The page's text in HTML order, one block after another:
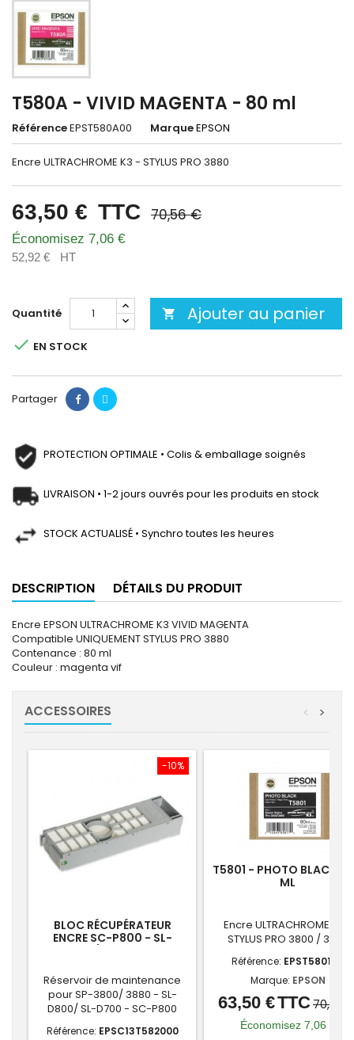
T580A - VIVID MAGENTA - 80 ml
RéférenceEPST580A00 MarqueEPSON
Encre ULTRACHROME K3 - STYLUS PRO 3880
63,50 € TTC 70,56 €
Économisez 7,06 €
52,92 € HT
Quantité  Ajouter au panier
 EN STOCK
Partager
PROTECTION OPTIMALE • Colis & emballage soignés
LIVRAISON • 1-2 jours ouvrés pour les produits en stock
STOCK ACTUALISÉ • Synchro toutes les heures
DESCRIPTION DÉTAILS DU PRODUIT
Encre EPSON ULTRACHROME K3 VIVID MAGENTA
Compatible UNIQUEMENT STYLUS PRO 3880
Contenance : 80 ml
Couleur : magenta vif
ACCESSOIRES >
<
-10%
BLOC RÉCUPÉRATEUR
ENCRE SC-P800 - SL-
Réservoir de maintenance
pour SP-3800/ 3880 - SL-
D800/ SL-D700 - SC-P800
Référence: EPSC13T582000
T5801 - PHOTO BLACK -
ML
Encre ULTRACHROME K3 -
STYLUS PRO 3800 / 3880
Référence: EPST580100
Marque: EPSON
Prix
Prix
de
63,50 €TTC70,56
Économisez 7,06 €